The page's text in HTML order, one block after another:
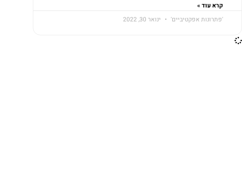
קרא עוד »
'פתרונות אפקטיביים'
ינואר 30, 2022